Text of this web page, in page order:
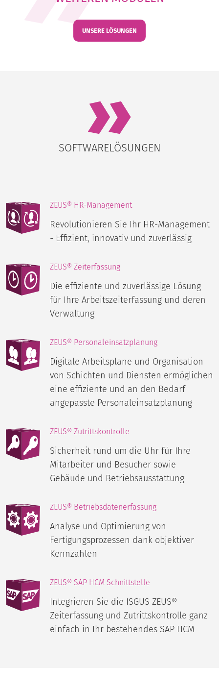
UNSERE LÖSUNGEN
SOFTWARELÖSUNGEN
ZEUS® HR-Management
Revolutionieren Sie Ihr HR-Management
- Effizient, innovativ und zuverlässig
ZEUS® Zeiterfassung
Die effiziente und zuverlässige Lösung
für Ihre Arbeitszeiterfassung und deren
Verwaltung
ZEUS® Personaleinsatzplanung
Digitale Arbeitspläne und Organisation
von Schichten und Diensten ermöglichen
eine effiziente und an den Bedarf
angepasste Personaleinsatzplanung
ZEUS® Zutrittskontrolle
Sicherheit rund um die Uhr für Ihre
Mitarbeiter und Besucher sowie
Gebäude und Betriebsausstattung
ZEUS® Betriebsdatenerfassung
Analyse und Optimierung von
Fertigungsprozessen dank objektiver
Kennzahlen
ZEUS® SAP HCM Schnittstelle
Integrieren Sie die ISGUS ZEUS®
Zeiterfassung und Zutrittskontrolle ganz
einfach in Ihr bestehendes SAP HCM